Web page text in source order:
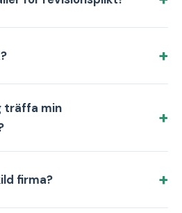
träffa min
firma?